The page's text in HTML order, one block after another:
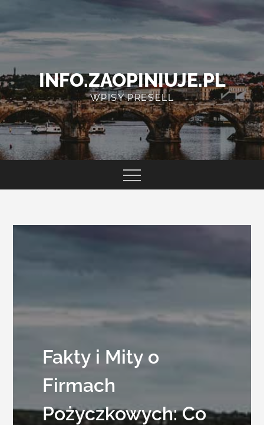
content
INFO.ZAOPINIUJE.PL
WPISY PRESELL
Fakty i Mity o
Firmach
Pożyczkowych: Co